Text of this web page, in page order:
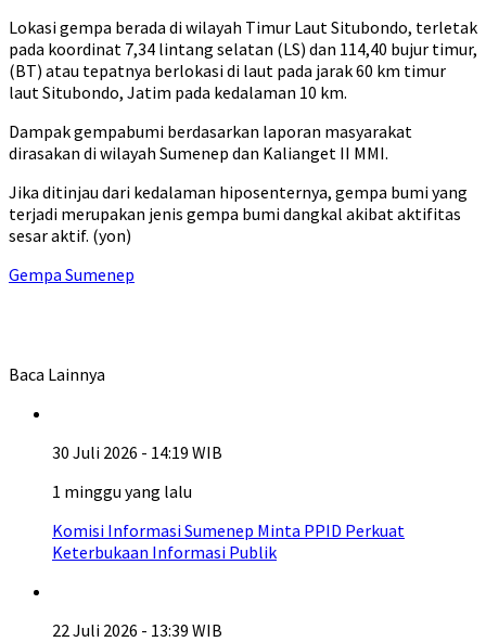
Lokasi gempa berada di wilayah Timur Laut Situbondo, terletak
pada koordinat 7,34 lintang selatan (LS) dan 114,40 bujur timur,
(BT) atau tepatnya berlokasi di laut pada jarak 60 km timur
laut Situbondo, Jatim pada kedalaman 10 km.
Dampak gempabumi berdasarkan laporan masyarakat
dirasakan di wilayah Sumenep dan Kalianget II MMI.
Jika ditinjau dari kedalaman hiposenternya, gempa bumi yang
terjadi merupakan jenis gempa bumi dangkal akibat aktifitas
sesar aktif. (yon)
Gempa Sumenep
Baca Lainnya
30 Juli 2026 - 14:19 WIB
1 minggu yang lalu
Komisi Informasi Sumenep Minta PPID Perkuat
Keterbukaan Informasi Publik
22 Juli 2026 - 13:39 WIB